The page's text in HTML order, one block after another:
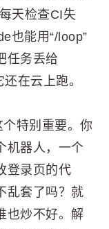
天检查CI失
也能用“/loop”
任务丢给
在云上跑。
个特别重要。你
机器人，一个
登录页的代
乱套了吗？就
也炒不好。解